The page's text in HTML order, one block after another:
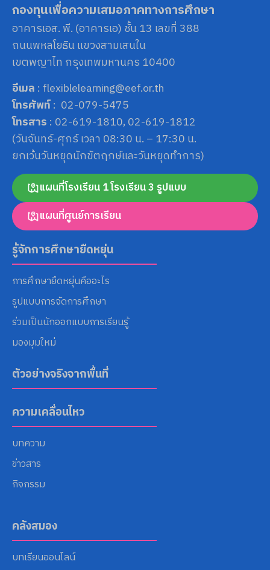
กองทุนเพื่อความเสมอภาคทางการศึกษา
อาคารเอส. พี. (อาคารเอ) ชั้น 13 เลขที่ 388
ถนนพหลโยธิน แขวงสามเสนใน
เขตพญาไท กรุงเทพมหานคร 10400
อีเมล : flexiblelearning@eef.or.th
โทรศัพท์: 02-079-5475
โทรสาร : 02-619-1810, 02-619-1812
(วันจันทร์-ศุกร์ เวลา 08:30 น. – 17:30 น.
ยกเว้นวันหยุดนักขัตฤกษ์และวันหยุดทำการ)
แผนที่โรงเรียน 1 โรงเรียน 3 รูปแบบ
แผนที่ศูนย์การเรียน
รู้จักการศึกษายืดหยุ่น
การศึกษายืดหยุ่นคืออะไร
รูปแบบการจัดการศึกษา
ร่วมเป็นนักออกแบบการเรียนรู้
มองมุมใหม่
ตัวอย่างจริงจากพื้นที่
ความเคลื่อนไหว
บทความ
ข่าวสาร
กิจกรรม
คลังสมอง
บทเรียนออนไลน์